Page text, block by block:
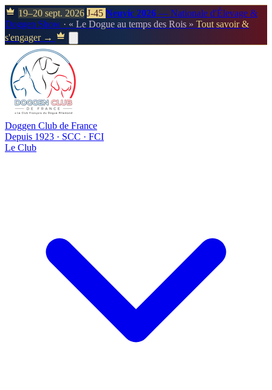
19–20 sept. 2026 J-45 Neuvic 2026 — Nationale d'Élevage &
Doggen Show · « Le Dogue au temps des Rois » Tout savoir &
s'engager →
Doggen Club de France
Depuis 1923 · SCC · FCI
Le Club